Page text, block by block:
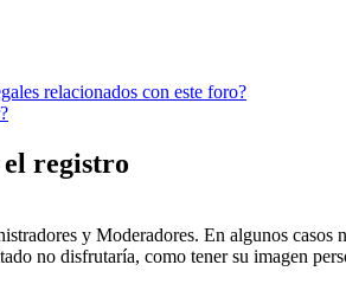
relacionados con este foro?
registro
y Moderadores. En algunos casos
no disfrutaría, como tener su imagen